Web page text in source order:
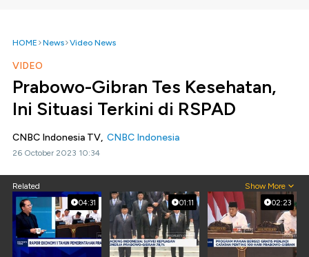
HOME News Video News
VIDEO
Prabowo-Gibran Tes Kesehatan,
Ini Situasi Terkini di RSPAD
CNBC Indonesia TV, CNBC Indonesia
26 October 2023 10:34
Related Show More
04:31 01:11 02:23